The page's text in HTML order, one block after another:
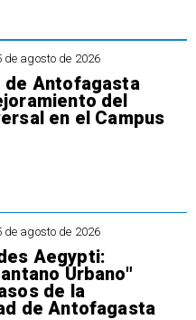
de agosto de 2026
de Antofagasta
del
en el Campus
de agosto de 2026
Aegypti:
Urbano"
de la
de Antofagasta